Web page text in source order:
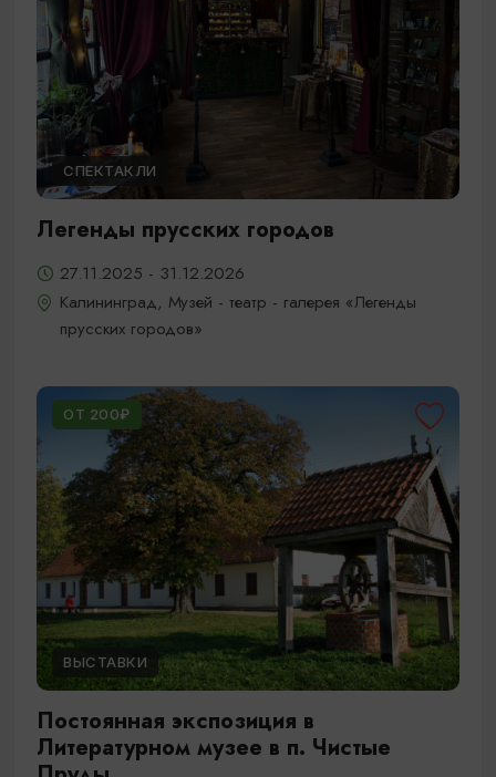
СПЕКТАКЛИ
Легенды прусских городов
27.11.2025 - 31.12.2026
Калининград, Музей - театр - галерея «Легенды
прусских городов»
ОТ 200₽
ВЫСТАВКИ
Постоянная экспозиция в
Литературном музее в п. Чистые